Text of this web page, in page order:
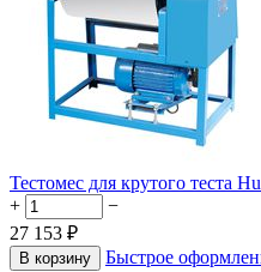
Тестомес для крутого теста
+
−
27 153 ₽
В корзину
Быстрое